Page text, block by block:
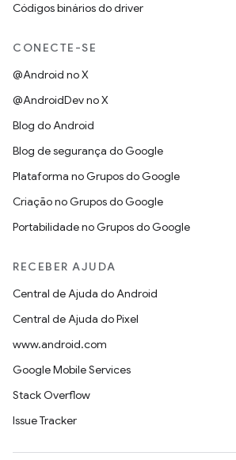
Códigos binários do driver
CONECTE-SE
@Android no X
@AndroidDev no X
Blog do Android
Blog de segurança do Google
Plataforma no Grupos do Google
Criação no Grupos do Google
Portabilidade no Grupos do Google
RECEBER AJUDA
Central de Ajuda do Android
Central de Ajuda do Pixel
www.android.com
Google Mobile Services
Stack Overflow
Issue Tracker